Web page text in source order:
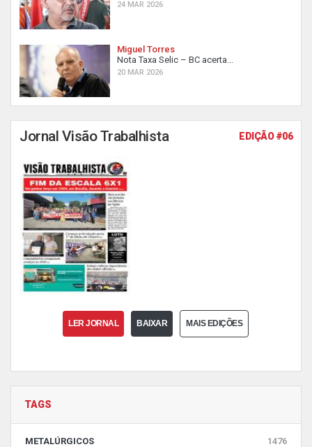
24 MAR 2026
Miguel Torres
Nota Taxa Selic – BC acerta...
20 MAR 2026
Jornal Visão Trabalhista EDIÇÃO #06
LER JORNAL BAIXAR MAIS EDIÇÕES
TAGS
METALÚRGICOS
1476